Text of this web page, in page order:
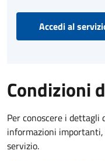
Accedi al
Condizioni
Per conoscere i dettagli
informazioni
servizio.